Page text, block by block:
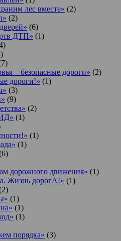
лес вместе» (2)
(2)
(6)
ДТП» (1)
– безопасные дороги» (2)
дороги!» (1)
(3)
(9)
(2)
(1)
(1)
(1)
дорожного движения» (1)
Жизнь дорогА!» (1)
(1)
(1)
(1)
порядка» (3)